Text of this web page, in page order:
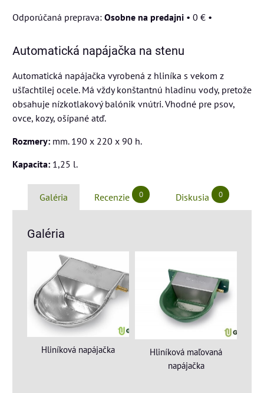
Osobne na predajni • 0 € •
Automatická napájačka na stenu
Automatická napájačka vyrobená z hliníka s vekom z
ušľachtilej ocele. Má vždy konštantnú hladinu vody, pretože
obsahuje nízkotlakový balónik vnútri. Vhodné pre psov,
ovce, kozy, ošípané atď.
Rozmery: mm. 190 x 220 x 90 h.
Kapacita: 1,25 l.
Galéria Recenzie 0 Diskusia 0
Galéria
Hliníková napájačka
Hliníková maľovaná
napájačka